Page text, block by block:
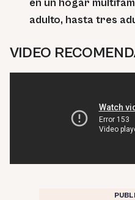
en un hogar
adulto, hasta tres
VIDEO